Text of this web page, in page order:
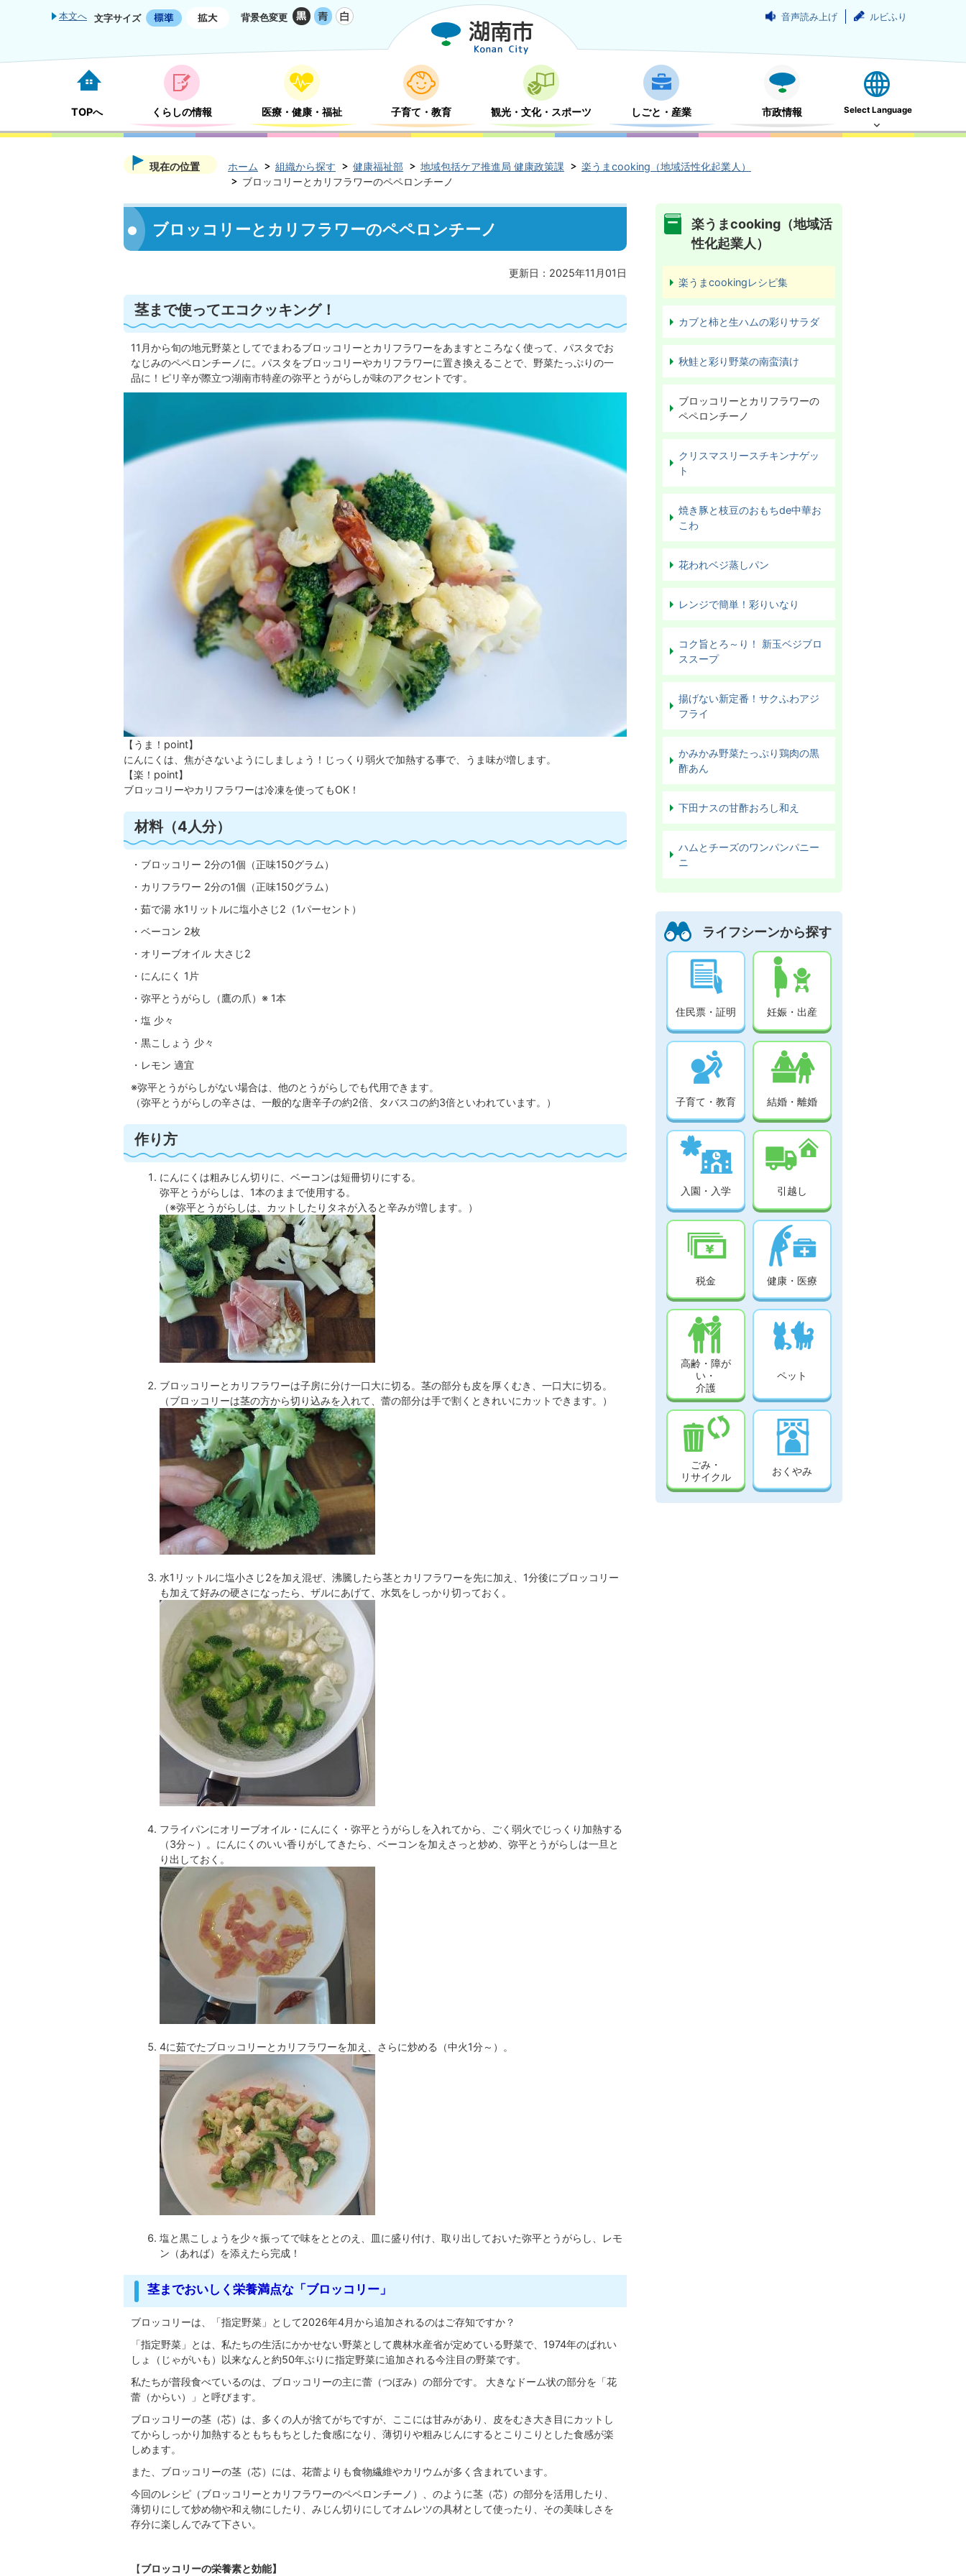
本文へ 文字サイズ 背景色変更 音声読み上げ ルビふり
TOPへ くらしの情報 医療・健康・福祉 子育て・教育 観光・文化・スポーツ しごと・産業 市政情報 Select Language
現在の位置 ホーム 組織から探す 健康福祉部 地域包括ケア推進局 健康政策課
楽うまcooking（地域活性化起業人）
ブロッコリーとカリフラワーのペペロンチーノ
ブロッコリーとカリフラワーのペペロンチーノ
更新日：2025年11月01日
茎まで使ってエコクッキング！
11月から旬の地元野菜としてでまわるブロッコリーとカリフラワーをあますところなく使って、パスタでお
なじみのペペロンチーノに。パスタをブロッコリーやカリフラワーに置き換えることで、野菜たっぷりの一
品に！ピリ辛が際立つ湖南市特産の弥平とうがらしが味のアクセントです。
【うま！point】
にんにくは、焦がさないようにしましょう！じっくり弱火で加熱する事で、うま味が増します。
【楽！point】
ブロッコリーやカリフラワーは冷凍を使ってもOK！
材料（4人分）
・ブロッコリー 2分の1個（正味150グラム）
・カリフラワー 2分の1個（正味150グラム）
・茹で湯 水1リットルに塩小さじ2（1パーセント）
・ベーコン 2枚
・オリーブオイル 大さじ2
・にんにく 1片
・弥平とうがらし（鷹の爪）※ 1本
・塩 少々
・黒こしょう 少々
・レモン 適宜
※弥平とうがらしがない場合は、他のとうがらしでも代用できます。
（弥平とうがらしの辛さは、一般的な唐辛子の約2倍、タバスコの約3倍といわれています。）
作り方
にんにくは粗みじん切りに、ベーコンは短冊切りにする。
弥平とうがらしは、1本のままで使用する。
（※弥平とうがらしは、カットしたりタネが入ると辛みが増します。）
ブロッコリーとカリフラワーは子房に分け一口大に切る。茎の部分も皮を厚くむき、一口大に切る。
（ブロッコリーは茎の方から切り込みを入れて、蕾の部分は手で割くときれいにカットできます。）
水1リットルに塩小さじ2を加え混ぜ、沸騰したら茎とカリフラワーを先に加え、1分後にブロッコリー
も加えて好みの硬さになったら、ザルにあげて、水気をしっかり切っておく。
フライパンにオリーブオイル・にんにく・弥平とうがらしを入れてから、ごく弱火でじっくり加熱する
（3分～）。にんにくのいい香りがしてきたら、ベーコンを加えさっと炒め、弥平とうがらしは一旦と
り出しておく。
4に茹でたブロッコリーとカリフラワーを加え、さらに炒める（中火1分～）。
塩と黒こしょうを少々振ってで味をととのえ、皿に盛り付け、取り出しておいた弥平とうがらし、レモ
ン（あれば）を添えたら完成！
茎までおいしく栄養満点な「ブロッコリー」
ブロッコリーは、「指定野菜」として2026年4月から追加されるのはご存知ですか？
「指定野菜」とは、私たちの生活にかかせない野菜として農林水産省が定めている野菜で、1974年のばれい
しょ（じゃがいも）以来なんと約50年ぶりに指定野菜に追加される今注目の野菜です。
私たちが普段食べているのは、ブロッコリーの主に蕾（つぼみ）の部分です。 大きなドーム状の部分を「花
蕾（からい）」と呼びます。
ブロッコリーの茎（芯）は、多くの人が捨てがちですが、ここには甘みがあり、皮をむき大き目にカットし
てからしっかり加熱するともちもちとした食感になり、薄切りや粗みじんにするとこりこりとした食感が楽
しめます。
また、ブロッコリーの茎（芯）には、花蕾よりも食物繊維やカリウムが多く含まれています。
今回のレシピ（ブロッコリーとカリフラワーのペペロンチーノ）、のように茎（芯）の部分を活用したり、
薄切りにして炒め物や和え物にしたり、みじん切りにしてオムレツの具材として使ったり、その美味しさを
存分に楽しんでみて下さい。
【ブロッコリーの栄養素と効能】
楽うまcooking（地域活
性化起業人）
楽うまcookingレシピ集
カブと柿と生ハムの彩りサラダ
秋鮭と彩り野菜の南蛮漬け
ブロッコリーとカリフラワーの
ペペロンチーノ
クリスマスリースチキンナゲッ
ト
焼き豚と枝豆のおもちde中華お
こわ
花われベジ蒸しパン
レンジで簡単！彩りいなり
コク旨とろ～り！ 新玉ベジブロ
ススープ
揚げない新定番！サクふわアジ
フライ
かみかみ野菜たっぷり鶏肉の黒
酢あん
下田ナスの甘酢おろし和え
ハムとチーズのワンパンパニー
ニ
ライフシーンから探す
住民票・証明 妊娠・出産
子育て・教育 結婚・離婚
入園・入学 引越し
税金 健康・医療
高齢・障が
い・
介護
ペット
ごみ・
リサイクル
おくやみ